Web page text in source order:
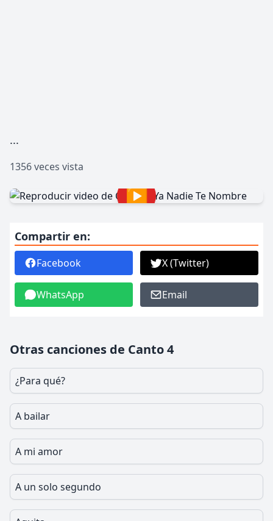
...
1356 veces vista
▶
Compartir en:
Facebook X (Twitter)
WhatsApp Email
Otras canciones de Canto 4
¿Para qué?
A bailar
A mi amor
A un solo segundo